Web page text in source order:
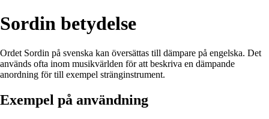
Sordin betydelse
Ordet Sordin på svenska kan översättas till dämpare på engelska. Det
används ofta inom musikvärlden för att beskriva en dämpande
anordning för till exempel stränginstrument.
Exempel på användning